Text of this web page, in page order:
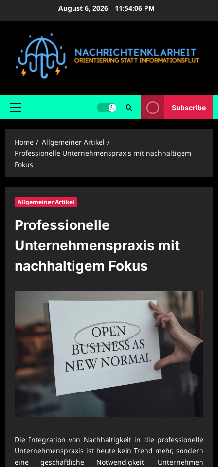
August 6, 2026 11:54:07 PM
Primary
Subscribe
Home
Allgemeiner Artikel
Professionelle Unternehmenspraxis mit nachhaltigem
Fokus
Allgemeiner Artikel
Professionelle
Unternehmenspraxis mit
nachhaltigem Fokus
Die Integration von Nachhaltigkeit in die professionelle
Unternehmenspraxis ist heute kein Trend mehr, sondern
eine geschäftliche Notwendigkeit. Unternehmen